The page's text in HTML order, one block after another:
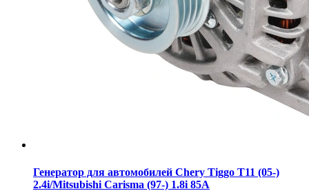
Генератор для автомобилей Chery Tiggo T11 (05-)
2.4i/Mitsubishi Carisma (97-) 1.8i 85A